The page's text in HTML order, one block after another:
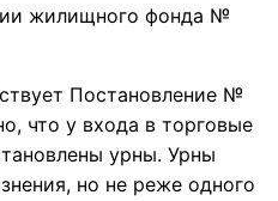
жилищного фонда №
Постановление №
что у входа в торговые
урны. Урны
но не реже одного